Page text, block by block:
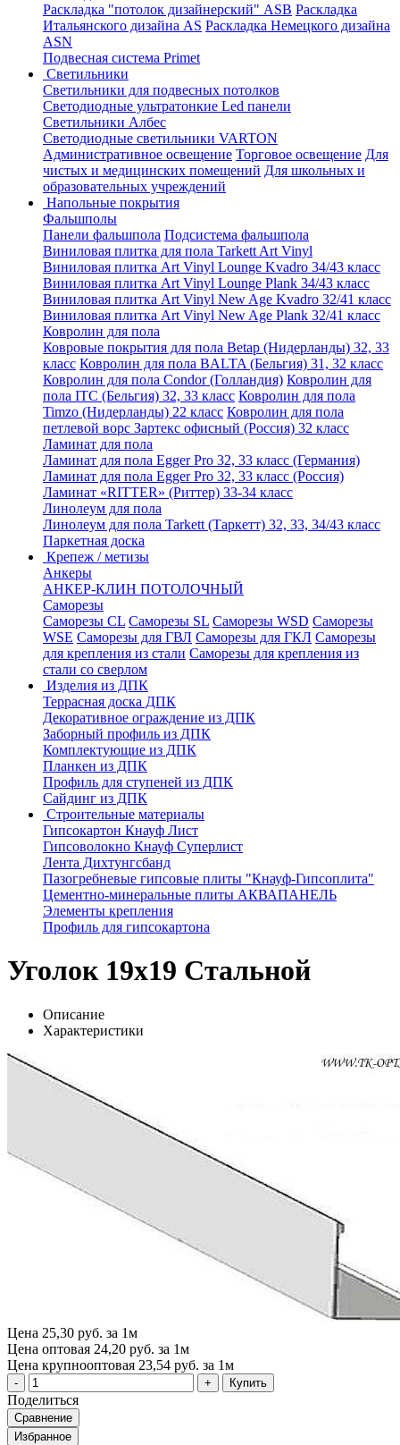
Раскладка "потолок дизайнерский" ASB Раскладка
Итальянского дизайна AS Раскладка Немецкого дизайна
АSN
Подвесная система Primet
Светильники
Светильники для подвесных потолков
Светодиодные ультратонкие Led панели
Светильники Албес
Светодиодные светильники VARTON
Административное освещение Торговое освещение Для
чистых и медицинских помещений Для школьных и
образовательных учреждений
Напольные покрытия
Фальшполы
Панели фальшпола Подсистема фальшпола
Виниловая плитка для пола Tarkett Art Vinyl
Виниловая плитка Art Vinyl Lounge Kvadro 34/43 класс
Виниловая плитка Art Vinyl Lounge Plank 34/43 класс
Виниловая плитка Art Vinyl New Age Kvadro 32/41 класс
Виниловая плитка Art Vinyl New Age Plank 32/41 класс
Ковролин для пола
Ковровые покрытия для пола Betap (Нидерланды) 32, 33
класс Ковролин для пола BALTA (Бельгия) 31, 32 класс
Ковролин для пола Condor (Голландия) Ковролин для
пола ITC (Бельгия) 32, 33 класс Ковролин для пола
Timzo (Нидерланды) 22 класс Ковролин для пола
петлевой ворс Зартекс офисный (Россия) 32 класс
Ламинат для пола
Ламинат для пола Egger Pro 32, 33 класс (Германия)
Ламинат для пола Egger Pro 32, 33 класс (Россия)
Ламинат «RITTER» (Риттер) 33-34 класс
Линолеум для пола
Линолеум для пола Tarkett (Таркетт) 32, 33, 34/43 класс
Паркетная доска
Крепеж / метизы
Анкеры
АНКЕР-КЛИН ПОТОЛОЧНЫЙ
Саморезы
Саморезы CL Саморезы SL Саморезы WSD Саморезы
WSE Саморезы для ГВЛ Саморезы для ГКЛ Саморезы
для крепления из стали Саморезы для крепления из
стали со сверлом
Изделия из ДПК
Террасная доска ДПК
Декоративное ограждение из ДПК
Заборный профиль из ДПК
Комплектующие из ДПК
Планкен из ДПК
Профиль для ступеней из ДПК
Сайдинг из ДПК
Строительные материалы
Гипсокартон Кнауф Лист
Гипсоволокно Кнауф Суперлист
Лента Дихтунгсбанд
Пазогребневые гипсовые плиты "Кнауф-Гипсоплита"
Цементно-минеральные плиты АКВАПАНЕЛЬ
Элементы крепления
Профиль для гипсокартона
Уголок 19x19 Стальной
Описание
Характеристики
Цена 25,30 руб. за 1м
Цена оптовая 24,20 руб. за 1м
Цена крупнооптовая 23,54 руб. за 1м
Купить
Поделиться
Сравнение
Избранное